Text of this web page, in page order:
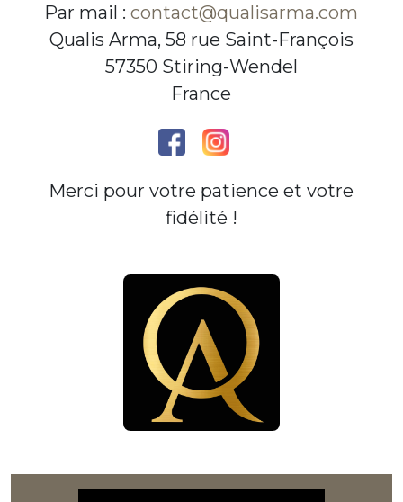
Par mail :contact@qualisarma.com
Qualis Arma, 58 rue Saint-François
57350 Stiring-Wendel
France
Merci pour votre patience et votre
fidélité !